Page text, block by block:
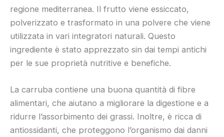
regione mediterranea. Il frutto viene essiccato,
polverizzato e trasformato in una polvere che viene
utilizzata in vari integratori naturali. Questo
ingrediente è stato apprezzato sin dai tempi antichi
per le sue proprietà nutritive e benefiche.
La carruba contiene una buona quantità di fibre
alimentari, che aiutano a migliorare la digestione e a
ridurre l’assorbimento dei grassi. Inoltre, è ricca di
antiossidanti, che proteggono l’organismo dai danni